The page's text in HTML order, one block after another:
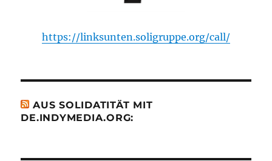
https://linksunten.soligruppe.org/call/
AUS SOLIDATITÄT MIT
DE.INDYMEDIA.ORG: